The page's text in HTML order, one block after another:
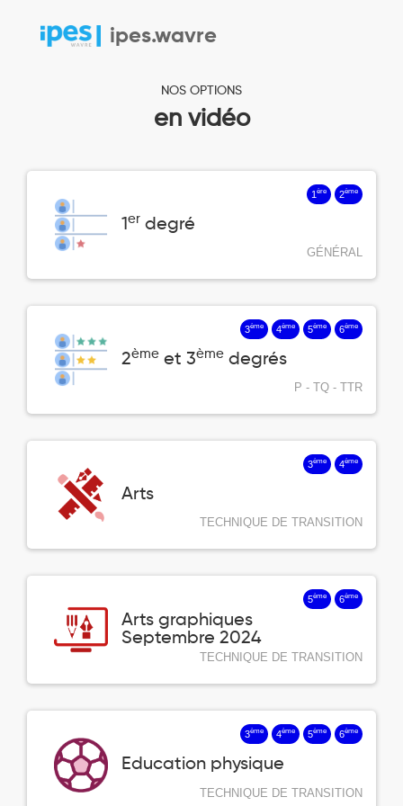
ipes.wavre
NOS OPTIONS
en vidéo
1er degré
1 ère 2ème
GÉNÉRAL
2ème et 3ème degrés
3ème 4ème 5ème 6ème
P - TQ - TTR
Arts
3ème 4ème
TECHNIQUE DE TRANSITION
Arts graphiques
Septembre 2024
5ème 6ème
TECHNIQUE DE TRANSITION
Education physique
3ème 4ème 5ème 6ème
TECHNIQUE DE TRANSITION